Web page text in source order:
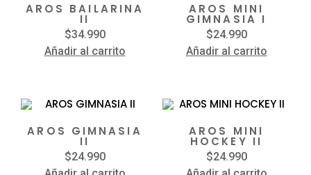
AROS BAILARINA
II
$34.990
Añadir al carrito
AROS MINI
GIMNASIA I
$24.990
Añadir al carrito
AROS GIMNASIA
II
$24.990
AROS MINI
HOCKEY II
$24.990